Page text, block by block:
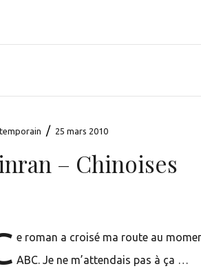
/ 25 mars 2010
– Chinoises
e roman a croisé ma route au
ABC. Je ne m’attendais pas à ça …